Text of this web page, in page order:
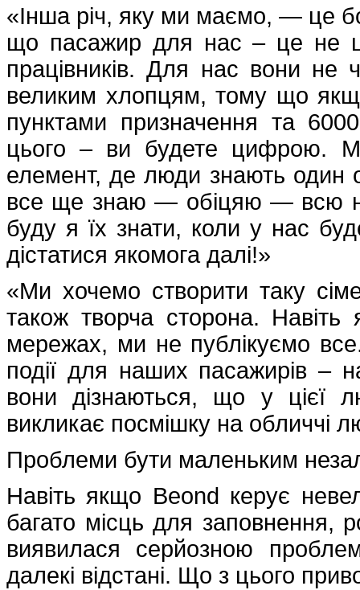
«Інша річ, яку ми маємо, — це
що пасажир для нас – це не
працівників. Для нас вони не
великим хлопцям, тому що
пунктами призначення та
цього – ви будете цифрою.
елемент, де люди знають один
все ще знаю — обіцяю — всю
буду я їх знати, коли у нас
дістатися якомога далі!»
«Ми хочемо створити таку
також творча сторона.
мережах, ми не публікуємо
події для наших пасажирів –
вони дізнаються, що у цієї
викликає посмішку на обличчі
Проблеми бути маленьким
Навіть якщо Beond керує
багато місць для заповнення,
виявилася серйозною
далекі відстані. Що з цього